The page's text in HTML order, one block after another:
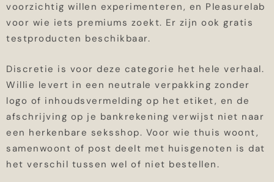
voorzichtig willen experimenteren, en Pleasurelab
voor wie iets premiums zoekt. Er zijn ook gratis
testproducten beschikbaar.
Discretie is voor deze categorie het hele verhaal.
Willie levert in een neutrale verpakking zonder
logo of inhoudsvermelding op het etiket, en de
afschrijving op je bankrekening verwijst niet naar
een herkenbare seksshop. Voor wie thuis woont,
samenwoont of post deelt met huisgenoten is dat
het verschil tussen wel of niet bestellen.